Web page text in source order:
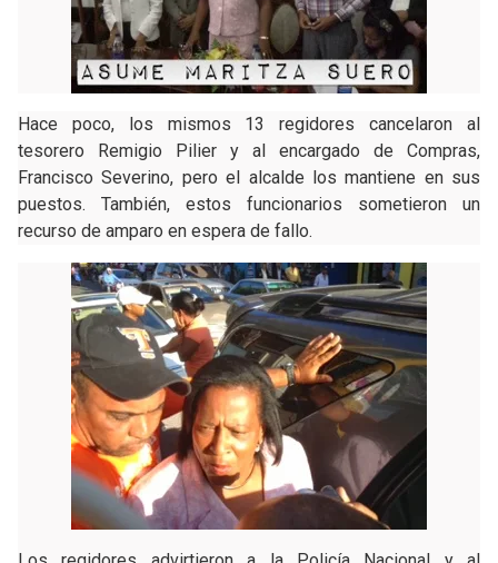
Hace poco, los mismos 13 regidores cancelaron al
tesorero Remigio Pilier y al encargado de Compras,
Francisco Severino, pero el alcalde los mantiene en sus
puestos. También, estos funcionarios sometieron un
recurso de amparo en espera de fallo.